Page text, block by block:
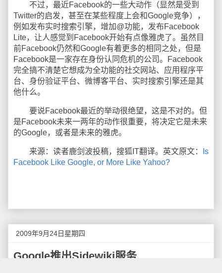
不过，最近Facebook的一些大动作（显然是受到
Twitter的启发，甚至在某些程度上会和Google竞争），
例如发布实时搜索引擎，增加@功能，发布Facebook
Lite，让人感觉到Facebook开始有点像雅虎了。虽然目
前Facebook仍然和Google有着更多的相同之处，但是
Facebook是一家存在身份认同危机的公司。Facebook
完全搞不清楚它想成为全功能的社交网站、应用程序平
台、身份验证平台、微博客平台、实时搜索引擎还是其
他什么。
要说Facebook最近的举动很绝望，这是不对的。但
是Facebook未来一两年的动作很重要，将决定它是未来
的Google，或者是未来的雅虎。
来源：读者鹿剑波投稿，搜狐IT翻译。英文原文：
Is
Facebook Like Google, or More Like Yahoo?
2009年9月24日星期四
Google推出Sidewiki服务